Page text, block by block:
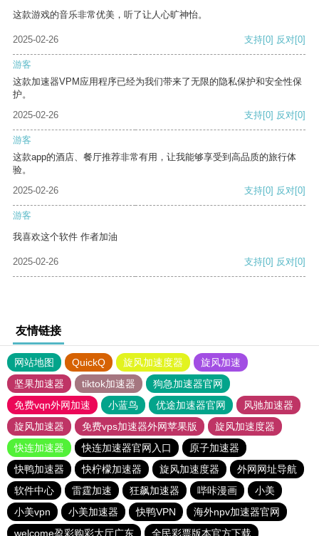
这款游戏的音乐非常优美，听了让人心旷神怡。
2025-02-26 支持[0] 反对[0]
游客
这款加速器VPM应用程序已经为我们带来了无限的隐私保护和安全性保
护。
2025-02-26
支持[0] 反对[0]
游客
这款app的酒店、餐厅推荐非常有用，让我能够享受到高品质的旅行体
验。
2025-02-26
支持[0] 反对[0]
游客
我喜欢这个软件 作者加油
2025-02-26 支持[0] 反对[0]
友情链接
网站地图 QuickQ 旋风加速度器
旋风加速
坚果加速器
tiktok加速器
狗急加速器官网
免费vqn外网加速
小蓝鸟 优途加速器官网
风驰加速器
旋风加速器
免费vps加速器外网苹果版
旋风加速度器
快连加速器
快连加速器官网入口
原子加速器
快鸭加速器
快柠檬加速器 旋风加速度器
外网网址导航
软件中心
雷霆加速 狂飙加速器 哔咔漫画
小美
小美vpn
小美加速器 快鸭VPN
海外npv加速器官网
welcome盈彩购彩大厅广东
全民彩票版本官方下载